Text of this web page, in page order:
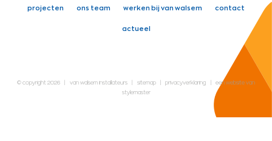
projecten ons team werken bij van walsem contact
actueel
© copyright 2026 van walsem installateurs sitemap privacyverklaring
een website van
stylemaster